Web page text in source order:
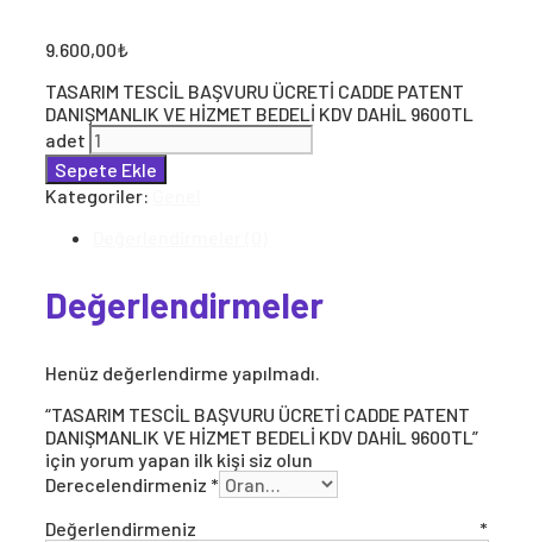
9.600,00₺
TASARIM TESCİL BAŞVURU ÜCRETİ CADDE PATENT
DANIŞMANLIK VE HİZMET BEDELİ KDV DAHİL 9600TL
adet
Sepete Ekle
Kategoriler:
Değerlendirmeler
Henüz değerlendirme yapılmadı.
“TASARIM TESCİL BAŞVURU ÜCRETİ CADDE PATENT
DANIŞMANLIK VE HİZMET BEDELİ KDV DAHİL 9600TL”
için yorum yapan ilk kişi siz olun
Derecelendirmeniz *
Değerlendirmeniz *